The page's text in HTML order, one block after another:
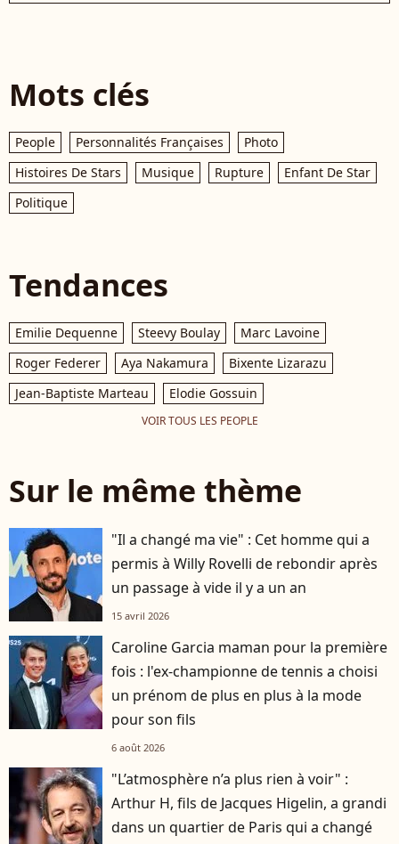
Mots clés
People Personnalités Françaises
Photo
Histoires De Stars
Musique Rupture
Enfant De Star
Politique
Tendances
Emilie Dequenne Steevy Boulay
Marc Lavoine
Roger Federer
Aya Nakamura
Bixente Lizarazu
Jean-Baptiste Marteau
Elodie Gossuin
VOIR TOUS LES PEOPLE
Sur le même thème
"Il a changé ma vie" : Cet homme qui a
permis à Willy Rovelli de rebondir après
un passage à vide il y a un an
15 avril 2026
Caroline Garcia maman pour la première
fois : l'ex-championne de tennis a choisi
un prénom de plus en plus à la mode
pour son fils
6 août 2026
"L’atmosphère n’a plus rien à voir" :
Arthur H, fils de Jacques Higelin, a grandi
dans un quartier de Paris qui a changé